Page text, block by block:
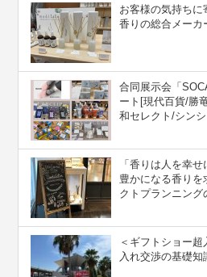
お客様の気持ちに
香りの総合メーカ
合同展示会「
ート[現代百貨/勝
和セレクト/シン
「香りは人を幸
豊かになる香り
クトプランニング
＜ギフトショー
入れ交渉の基礎知